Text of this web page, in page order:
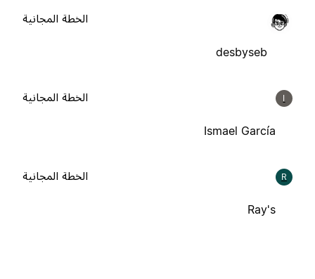
desbyseb
الخطة المجانية
Ismael García
الخطة المجانية
Ray's
الخطة المجانية